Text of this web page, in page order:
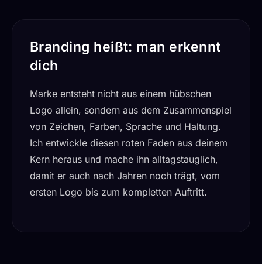
Branding heißt: man erkennt
dich
Marke entsteht nicht aus einem hübschen
Logo allein, sondern aus dem Zusammenspiel
von Zeichen, Farben, Sprache und Haltung.
Ich entwickle diesen roten Faden aus deinem
Kern heraus und mache ihn alltagstauglich,
damit er auch nach Jahren noch trägt, vom
ersten Logo bis zum kompletten Auftritt.